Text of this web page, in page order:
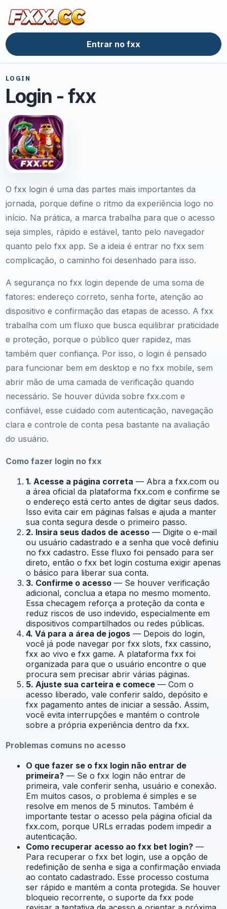
Entrar no fxx
LOGIN
Login - fxx
O fxx login é uma das partes mais importantes da
jornada, porque define o ritmo da experiência logo no
início. Na prática, a marca trabalha para que o acesso
seja simples, rápido e estável, tanto pelo navegador
quanto pelo fxx app. Se a ideia é entrar no fxx sem
complicação, o caminho foi desenhado para isso.
A segurança no fxx login depende de uma soma de
fatores: endereço correto, senha forte, atenção ao
dispositivo e confirmação das etapas de acesso. A fxx
trabalha com um fluxo que busca equilibrar praticidade
e proteção, porque o público quer rapidez, mas
também quer confiança. Por isso, o login é pensado
para funcionar bem em desktop e no fxx mobile, sem
abrir mão de uma camada de verificação quando
necessário. Se houver dúvida sobre fxx.com e
confiável, esse cuidado com autenticação, navegação
clara e controle de conta pesa bastante na avaliação
do usuário.
Como fazer login no fxx
1. Acesse a página correta — Abra a fxx.com ou
a área oficial da plataforma fxx.com e confirme se
o endereço está certo antes de digitar seus dados.
Isso evita cair em páginas falsas e ajuda a manter
sua conta segura desde o primeiro passo.
2. Insira seus dados de acesso — Digite o e-mail
ou usuário cadastrado e a senha que você definiu
no fxx cadastro. Esse fluxo foi pensado para ser
direto, então o fxx bet login costuma exigir apenas
o básico para liberar sua conta.
3. Confirme o acesso — Se houver verificação
adicional, conclua a etapa no mesmo momento.
Essa checagem reforça a proteção da conta e
reduz riscos de uso indevido, especialmente em
dispositivos compartilhados ou redes públicas.
4. Vá para a área de jogos — Depois do login,
você já pode navegar por fxx slots, fxx cassino,
fxx ao vivo e fxx game. A plataforma fxx foi
organizada para que o usuário encontre o que
procura sem precisar abrir várias páginas.
5. Ajuste sua carteira e comece — Com o
acesso liberado, vale conferir saldo, depósito e
fxx pagamento antes de iniciar a sessão. Assim,
você evita interrupções e mantém o controle
sobre a própria experiência dentro da fxx.
Problemas comuns no acesso
O que fazer se o fxx login não entrar de
primeira? — Se o fxx login não entrar de
primeira, vale conferir senha, usuário e conexão.
Em muitos casos, o problema é simples e se
resolve em menos de 5 minutos. Também é
importante testar o acesso pela página oficial da
fxx.com, porque URLs erradas podem impedir a
autenticação.
Como recuperar acesso ao fxx bet login? —
Para recuperar o fxx bet login, use a opção de
redefinição de senha e siga a confirmação enviada
ao contato cadastrado. Esse processo costuma
ser rápido e mantém a conta protegida. Se houver
bloqueio recorrente, o suporte da fxx pode